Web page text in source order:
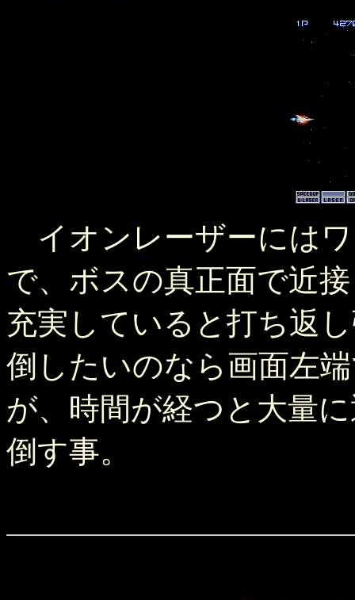
イオンレーザーには
で、ボスの真正面で近
充実していると打ち返
倒したいのなら画面左
が、時間が経つと大量
倒す事。